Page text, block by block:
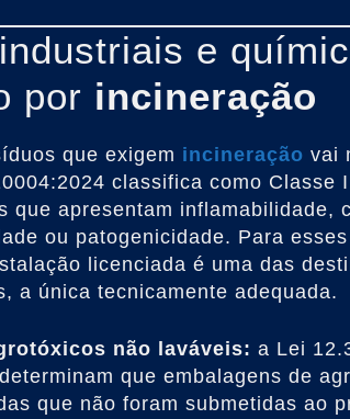
e
por incineração
que exigem incineração vai
classifica como
que apresentam inflamabilidade,
ou patogenicidade. Para
licenciada é uma das
a única tecnicamente adequada.
não laváveis: a Lei
que embalagens de
que não foram submetidas ao